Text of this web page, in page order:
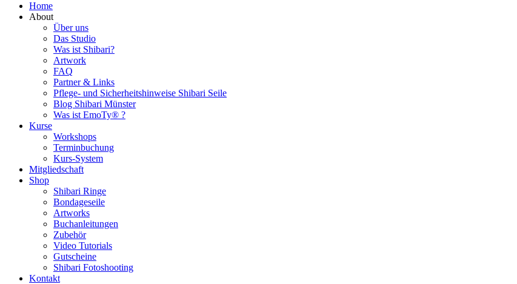
Home
About
Über uns
Das Studio
Was ist Shibari?
Artwork
FAQ
Partner & Links
Pflege- und Sicherheitshinweise Shibari Seile
Blog Shibari Münster
Was ist EmoTy® ?
Kurse
Workshops
Terminbuchung
Kurs-System
Mitgliedschaft
Shop
Shibari Ringe
Bondageseile
Artworks
Buchanleitungen
Zubehör
Video Tutorials
Gutscheine
Shibari Fotoshooting
Kontakt